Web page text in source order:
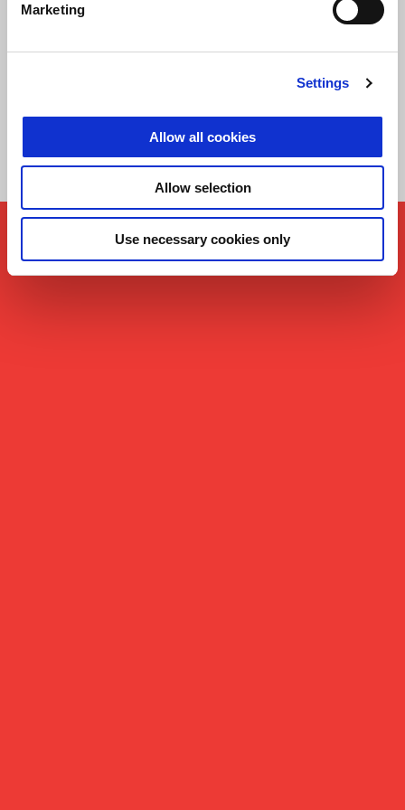
Marketing
Settings
Allow all cookies
Allow selection
Use necessary cookies only